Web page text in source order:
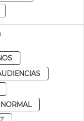
NORMAL